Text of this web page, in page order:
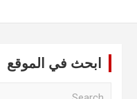
ابحث في الموقع